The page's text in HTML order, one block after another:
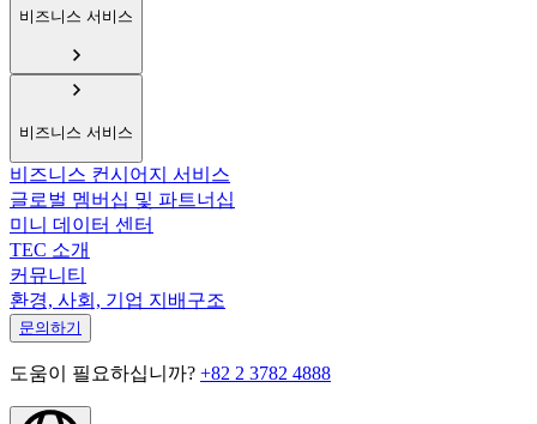
비즈니스 서비스
비즈니스 서비스
비즈니스 컨시어지 서비스
글로벌 멤버십 및 파트너십
미니 데이터 센터
TEC 소개
커뮤니티
환경, 사회, 기업 지배구조
문의하기
도움이 필요하십니까? +82 2 3782 4888